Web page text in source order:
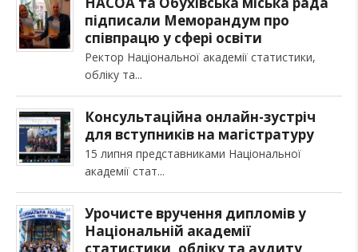
підписали Меморандум про
співпрацю у сфері освіти
Ректор Національної академії статистики,
обліку та
Консультаційна онлайн-зустріч
для вступників на магістратуру
15 липня представниками Національної
академії стат
Урочисте вручення дипломів у
Національній академії